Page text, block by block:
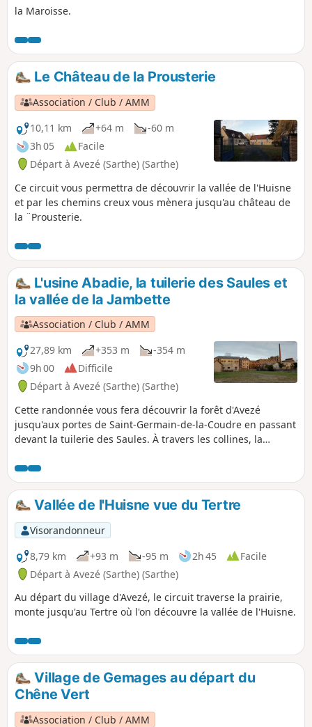
la Maroisse.
Le Château de la Prousterie
Association / Club / AMM
10,11 km
+64 m
-60 m
3h 05
Facile
Départ à Avezé (Sarthe) (Sarthe)
Ce circuit vous permettra de découvrir la vallée de l'Huisne
et par les chemins creux vous mènera jusqu'au château de
la ¨Prousterie.
L'usine Abadie, la tuilerie des Saules et
la vallée de la Jambette
Association / Club / AMM
27,89 km
+353 m
-354 m
9h 00
Difficile
Départ à Avezé (Sarthe) (Sarthe)
Cette randonnée vous fera découvrir la forêt d'Avezé
jusqu'aux portes de Saint-Germain-de-la-Coudre en passant
devant la tuilerie des Saules. À travers les collines, la
ex-usines Abadie classée au patrimoine. Ensuite, par les
chemins creux, découverte de la vallée de la Jambette et
retour à Avezé par les bois de Beauvais et le panorama sur
la vallée de l'Huisne.
Vallée de l'Huisne vue du Tertre
Visorandonneur
8,79 km
+93 m -95 m 2h 45
Facile
Départ à Avezé (Sarthe) (Sarthe)
Au départ du village d'Avezé, le circuit traverse la prairie,
monte jusqu'au Tertre où l'on découvre la vallée de l'Huisne.
Village de Gemages au départ du
Chêne Vert
Association / Club / AMM